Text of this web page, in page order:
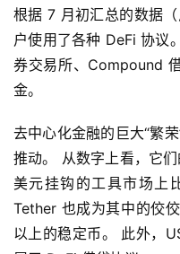
根据 7 月初汇总的数据
户使用了各种 DeFi 协议
券交易所、Compound
金。
去中心化金融的巨大“繁
推动。 从数字上看，它
美元挂钩的工具市场上
Tether 也成为其中的佼
以上的稳定币。 此外，